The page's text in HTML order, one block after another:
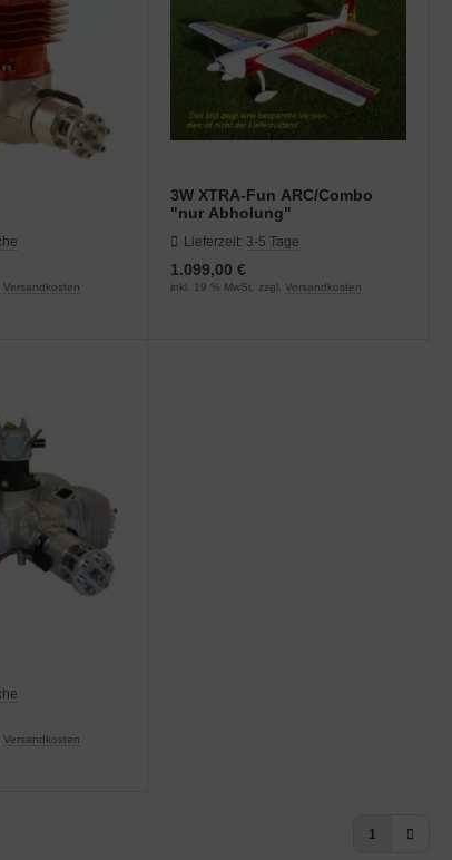
Versandkosten
3W XTRA-Fun ARC/Combo
"nur Abholung"
Lieferzeit: 3-5 Tage
1.099,00 €
inkl. 19 % MwSt. zzgl. Versandkosten
Versandkosten
1